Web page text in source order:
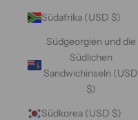
Südafrika (USD $)
Südgeorgien und die
Südlichen
Sandwichinseln (USD
$)
Südkorea (USD $)